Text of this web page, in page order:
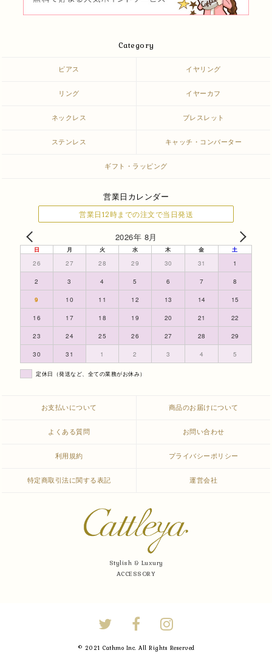
Category
ピアス イヤリング
リング イヤーカフ
ネックレス ブレスレット
ステンレス キャッチ・コンバーター
ギフト・ラッピング
営業日カレンダー
営業日12時までの注文で当日発送
2026年 8月
日 月 火 水 木 金 土
26 27 28 29 30 31 1
2 3 4 5 6 7 8
9 10 11 12 13 14 15
16 17 18 19 20 21 22
23 24 25 26 27 28 29
30 31 1 2 3 4 5
定休日（発送など、全ての業務がお休み）
お支払いについて 商品のお届けについて
よくある質問 お問い合わせ
利用規約 プライバシーポリシー
特定商取引法に関する表記 運営会社
Stylish & Luxury
ACCESSORY
© 2021 Cathmo Inc. All Rights Reserved